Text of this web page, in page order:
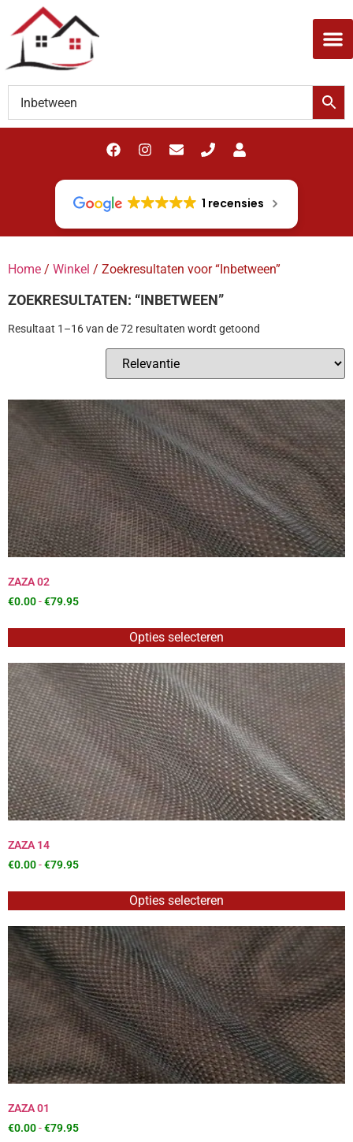
1 recensies
Home / Winkel / Zoekresultaten voor “Inbetween”
ZOEKRESULTATEN: “INBETWEEN”
Resultaat 1–16 van de 72 resultaten wordt getoond
ZAZA 02
€0.00-€79.95
Opties selecteren
ZAZA 14
€0.00-€79.95
Opties selecteren
ZAZA 01
€0.00-€79.95